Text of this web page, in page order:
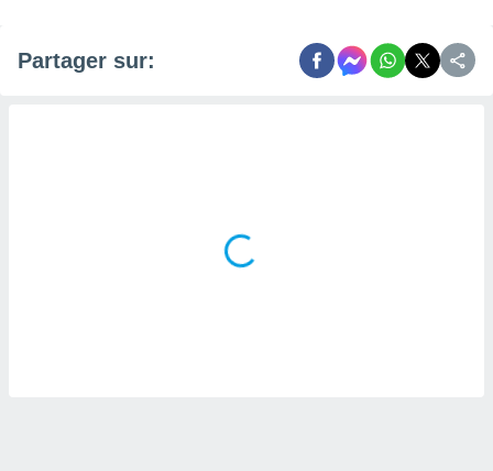
Partager sur: